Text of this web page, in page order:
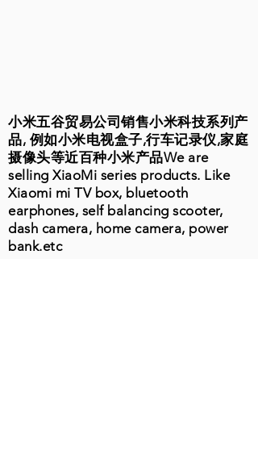
小米五谷贸易公司销售小米科技系列产
品, 例如小米电视盒子,行车记录仪,家庭
摄像头等近百种小米产品We are
selling XiaoMi series products. Like
Xiaomi mi TV box, bluetooth
earphones, self balancing scooter,
dash camera, home camera, power
bank.etc